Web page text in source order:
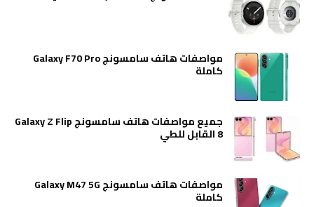
مواصفات هاتف سامسونج Galaxy F70 Pro
كاملة
جميع مواصفات هاتف سامسونج Galaxy Z Flip
8 القابل للطي
مواصفات هاتف سامسونج Galaxy M47 5G
كاملة